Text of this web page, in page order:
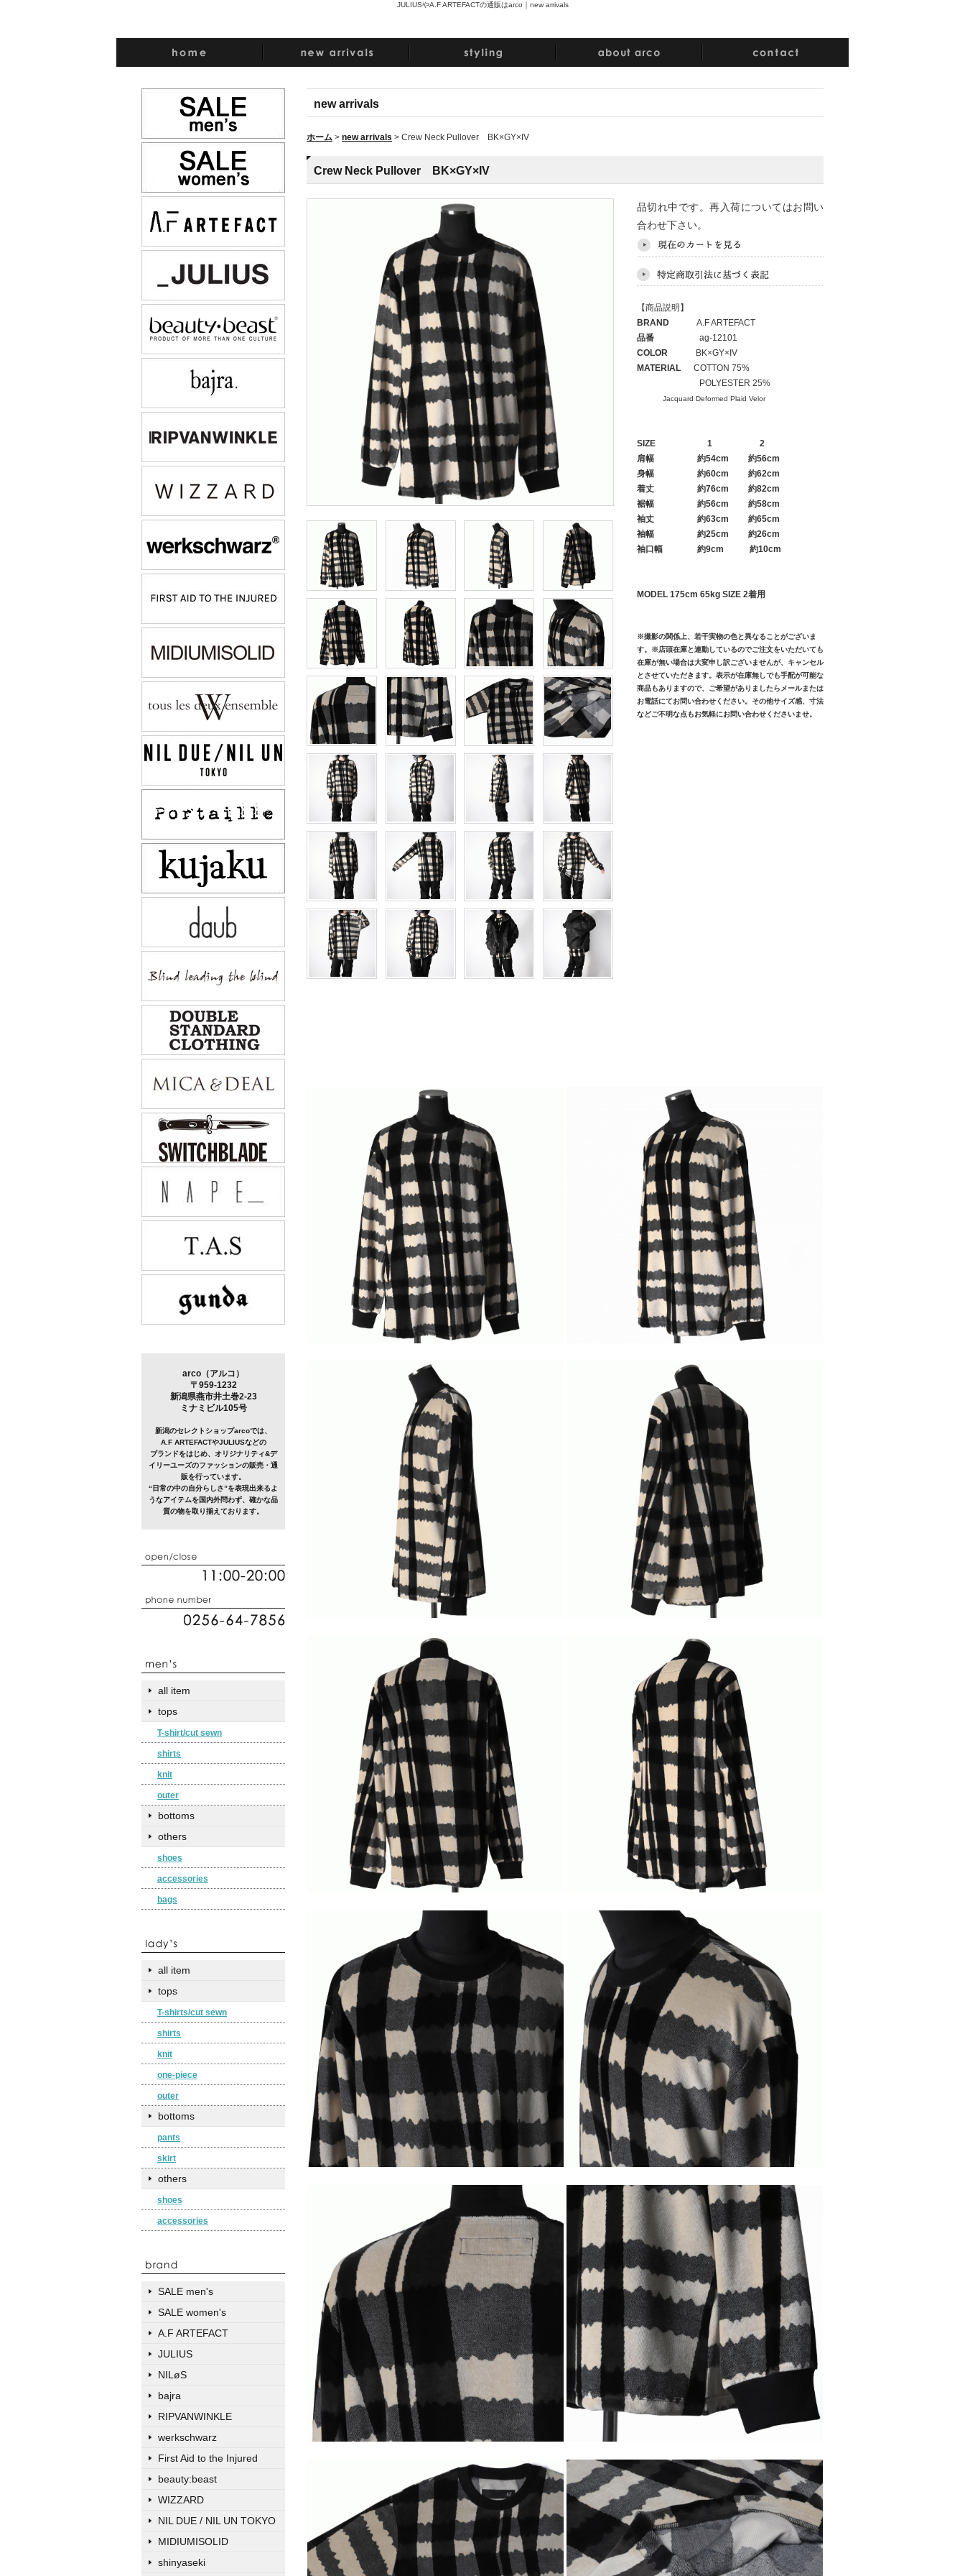
JULIUSやA.F ARTEFACTの通販はarco｜ new arrivals
new arrivals
ホーム > new arrivals > Crew Neck Pullover BK×GY×IV
Crew Neck Pullover BK×GY×IV
品切れ中です。再入荷についてはお問い
合わせ下さい。
【商品説明】
BRAND A.F ARTEFACT
品番 ag-12101
COLOR BK×GY×IV
MATERIAL COTTON 75%
POLYESTER 25%
Jacquard Deformed Plaid Velor
SIZE 1
2
肩幅 約54cm 約56cm
身幅 約60cm 約62cm
着丈 約76cm 約82cm
裾幅 約56cm 約58cm
袖丈 約63cm 約65cm
袖幅 約25cm 約26cm
袖口幅 約9cm 約10cm
MODEL 175cm 65kg SIZE 2着用
※撮影の関係上、若干実物の色と異なることがございま
す。※店頭在庫と連動しているのでご注文をいただいても
在庫が無い場合は大変申し訳ございませんが、キャンセル
とさせていただきます。表示が在庫無しでも手配が可能な
商品もありますので、ご希望がありましたらメールまたは
お電話にてお問い合わせください。その他サイズ感、寸法
などご不明な点もお気軽にお問い合わせくださいませ。
arco（アルコ）
〒959-1232
新潟県燕市井土巻2-23
ミナミビル105号
新潟のセレクトショップarcoでは、
A.F ARTEFACTやJULIUSなどの
ブランドをはじめ、オリジナリティ&デ
イリーユーズのファッションの販売・通
販を行っています。
“日常の中の自分らしさ”を表現出来るよ
うなアイテムを国内外問わず、確かな品
質の物を取り揃えております。
all item
tops
T-shirt/cut sewn
shirts
knit
outer
bottoms
others
shoes
accessories
bags
all item
tops
T-shirts/cut sewn
shirts
knit
one-piece
outer
bottoms
pants
skirt
others
shoes
accessories
SALE men's
SALE women's
A.F ARTEFACT
JULIUS
NILøS
bajra
RIPVANWINKLE
werkschwarz
First Aid to the Injured
beauty:beast
WIZZARD
NIL DUE / NIL UN TOKYO
MIDIUMISOLID
shinyaseki